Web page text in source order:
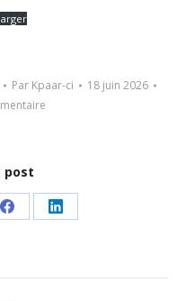
Par Kpaar-ci
18 juin 2026
post
Partager
Facebook
Partager
LinkedIn